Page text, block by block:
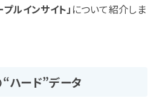
プルインサイト」 について紹介しま
ハード”データ